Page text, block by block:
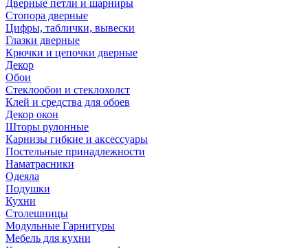
Дверные петли и шарниры
Стопора дверные
Цифры, таблички, вывески
Глазки дверные
Крючки и цепочки дверные
Декор
Обои
Стеклообои и стеклохолст
Клей и средства для обоев
Декор окон
Шторы рулонные
Карнизы гибкие и аксессуары
Постельные принадлежности
Наматрасники
Одеяла
Подушки
Кухни
Столешницы
Модульные Гарнитуры
Мебель для кухни